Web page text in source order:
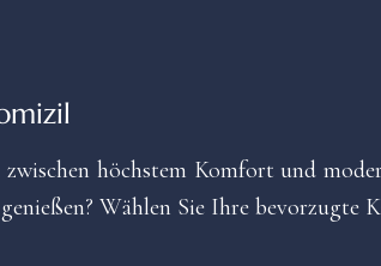
höchstem Komfort und
Wählen Sie Ihre